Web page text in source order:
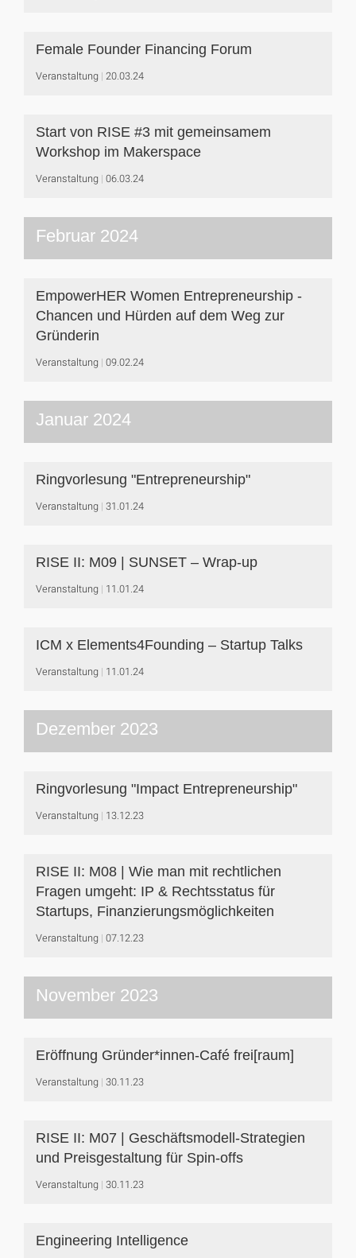
Female Founder Financing Forum
Veranstaltung 20.03.24
Start von RISE #3 mit gemeinsamem
Workshop im Makerspace
Veranstaltung 06.03.24
Februar 2024
EmpowerHER Women Entrepreneurship -
Chancen und Hürden auf dem Weg zur
Gründerin
Veranstaltung 09.02.24
Januar 2024
Ringvorlesung "Entrepreneurship"
Veranstaltung 31.01.24
RISE II: M09 | SUNSET – Wrap-up
Veranstaltung 11.01.24
ICM x Elements4Founding – Startup Talks
Veranstaltung 11.01.24
Dezember 2023
Ringvorlesung "Impact Entrepreneurship"
Veranstaltung 13.12.23
RISE II: M08 | Wie man mit rechtlichen
Fragen umgeht: IP & Rechtsstatus für
Startups, Finanzierungsmöglichkeiten
Veranstaltung 07.12.23
November 2023
Eröffnung Gründer*innen-Café frei[raum]
Veranstaltung 30.11.23
RISE II: M07 | Geschäftsmodell-Strategien
und Preisgestaltung für Spin-offs
Veranstaltung 30.11.23
Engineering Intelligence